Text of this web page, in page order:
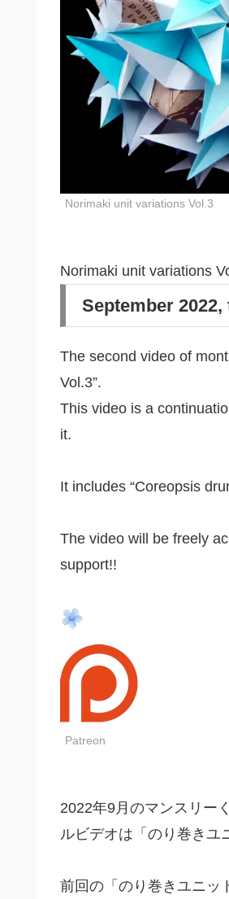
Norimaki unit variations Vol.3
Norimaki unit variations
September
The second video of
Vol.3”.
This video is a
it.
It includes “Coreopsis
The video will be freely
support!!
Patreon
2022年9月のマンスリー
ルビデオは「のり巻きユ
前回の「のり巻きユニッ